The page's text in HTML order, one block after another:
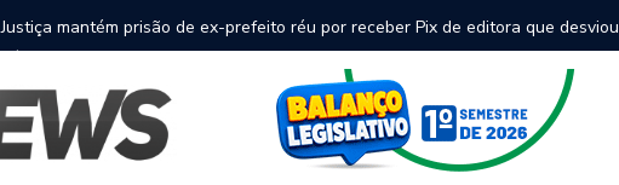
Construção do terminal de passageiros no Aeroporto de Dourados vai custar R$
9,8 milhões